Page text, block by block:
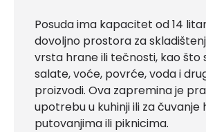
Posuda ima kapacitet od 14
dovoljno prostora za
vrsta hrane ili tečnosti, kao što
salate, voće, povrće, voda i
proizvodi. Ova zapremina je
upotrebu u kuhinji ili za čuvanje
putovanjima ili piknicima.